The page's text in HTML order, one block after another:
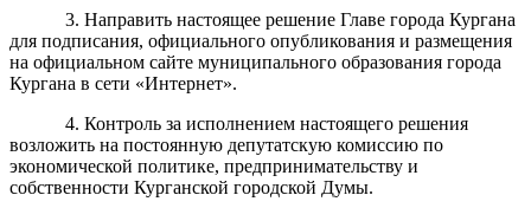
3. Направить настоящее решение Главе города Кургана
для подписания, официального опубликования и размещения
на официальном сайте муниципального образования города
Кургана в сети «Интернет».
4. Контроль за исполнением настоящего решения
возложить на постоянную депутатскую комиссию по
экономической политике, предпринимательству и
собственности Курганской городской Думы.